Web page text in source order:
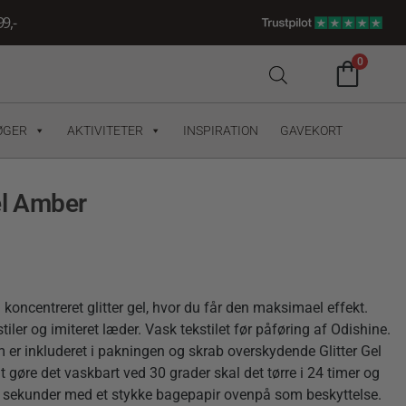
0
AKTIVITETER INSPIRATION GAVEKORT
Amber
koncentreret glitter gel, hvor du får den maksimael effekt.
og imiteret læder. Vask tekstilet før påføring af Odishine.
inkluderet i pakningen og skrab overskydende Glitter Gel
det vaskbart ved 30 grader skal det tørre i 24 timer og
med et stykke bagepapir ovenpå som beskyttelse.